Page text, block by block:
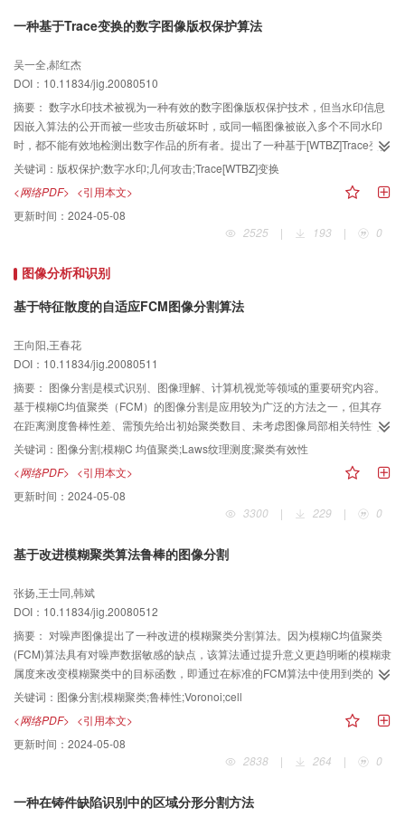
一种基于Trace变换的数字图像版权保护算法
吴一全,郝红杰
DOI：10.11834/jig.20080510
摘要： 数字水印技术被视为一种有效的数字图像版权保护技术，但当水印信息
因嵌入算法的公开而被一些攻击所破坏时，或同一幅图像被嵌入多个不同水印
时，都不能有效地检测出数字作品的所有者。提出了一种基于[WTBZ]Trace变换
和标识信息的数字图像版权保护算法。该算法基于Trace变换进行数字作品的特
征提取，并在第三方机构进行登记注册从而获得标识信息，然后根据标识信息
确认数字作品的所有权。文中给出了算法的实验结果，并与传统的几何矩不变
量算法进行了比较，结果表明，该算法对旋转、缩放、剪切及其组合、仿射变
换、去掉部分行等几何攻击以及滤波和JPEG压缩攻击具有更高的稳健性。
关键词： 版权保护;数字水印;几何攻击;Trace[WTBZ]变换
<网络PDF> <引用本文>
更新时间： 2024-05-08
2525
| 193 | 0
图像分析和识别
基于特征散度的自适应FCM图像分割算法
王向阳,王春花
DOI：10.11834/jig.20080511
摘要： 图像分割是模式识别、图像理解、计算机视觉等领域的重要研究内容。
基于模糊C均值聚类（FCM）的图像分割是应用较为广泛的方法之一，但其存
在距离测度鲁棒性差、需预先给出初始聚类数目、未考虑图像局部相关特性等
问题。为克服上述缺点，通过引入特征散度进行距离测度，并结合聚类有效性
指数自适应确定初始聚类数目和根据Laws纹理测度提取图像特征等措施，提出
了一种新的FCM图像分割算法。实验结果表明，该新算法可以有效地提高图像
的分割效果（特别是纹理图像），其分割结果优于现有FCM图像分割方案。
关键词： 图像分割;模糊C 均值聚类;Laws纹理测度;聚类有效性
<网络PDF> <引用本文>
更新时间： 2024-05-08
3300
| 229 | 0
基于改进模糊聚类算法鲁棒的图像分割
张扬,王士同,韩斌
DOI：10.11834/jig.20080512
摘要： 对噪声图像提出了一种改进的模糊聚类分割算法。因为模糊C均值聚类
(FCM)算法具有对噪声数据敏感的缺点，该算法通过提升意义更趋明晰的模糊隶
属度来改变模糊聚类中的目标函数，即通过在标准的FCM算法中使用到类的
Voronoi cell的距离来取代到类的原型的欧氏距离，从而增强了聚类结果的鲁棒
性。实验结果表明,改进的算法较之于FCM对于噪声图像的分割有更好的鲁棒
性。
关键词： 图像分割;模糊聚类;鲁棒性;Voronoi;cell
<网络PDF> <引用本文>
更新时间： 2024-05-08
2838
| 264 | 0
一种在铸件缺陷识别中的区域分形分割方法